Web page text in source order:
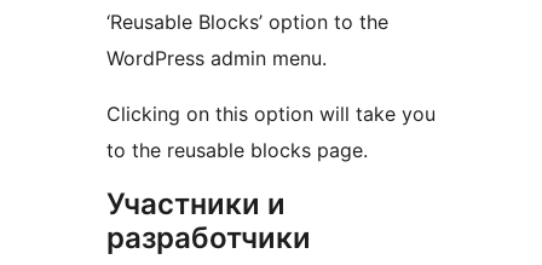
‘Reusable Blocks’ option to the
WordPress admin menu.
Clicking on this option will take you
to the reusable blocks page.
Участники и
разработчики